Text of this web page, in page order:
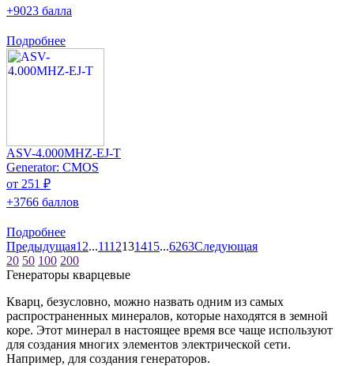
+9023 балла
Подробнее
ASV-4.000MHZ-EJ-T
Generator: CMOS
от 251 ₽
+3766 баллов
Подробнее
Предыдущая1 2...1112131415...6263Следующая
20 50 100 200
Генераторы кварцевые
Кварц, безусловно, можно назвать одним из самых
распространенных минералов, которые находятся в земной
коре. Этот минерал в настоящее время все чаще используют
для создания многих элементов электрической сети.
Например, для создания генераторов.